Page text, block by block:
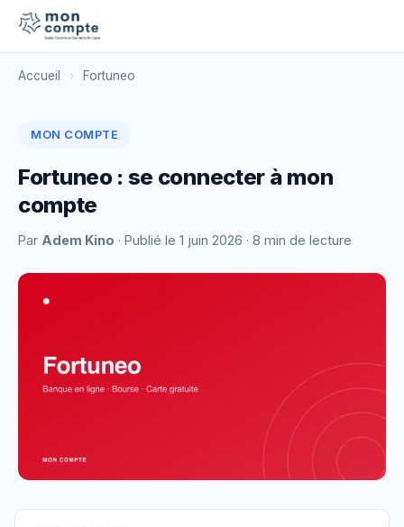
Accueil › Fortuneo
MON COMPTE
Fortuneo : se connecter à mon
compte
Par Adem Kino · Publié le 1 juin 2026 · 8 min de lecture